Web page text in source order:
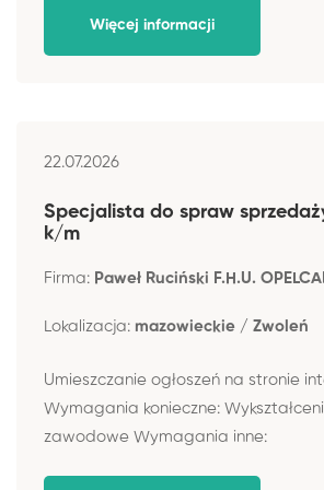
Więcej informacji
22.07.2026
Specjalista do spraw
k/m
Firma: Paweł Ruciński F.H.U.
Lokalizacja: mazowieckie / Zwoleń
Umieszczanie ogłoszeń na stronie
Wymagania konieczne:
zawodowe Wymagania inne: